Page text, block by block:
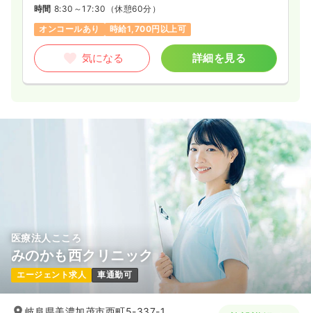
時間 8:30～17:30 （休憩60分）
オンコールあり
時給1,700円以上可
気になる 詳細を見る
医療法人こころ
みのかも西クリニック
エージェント求人 車通勤可